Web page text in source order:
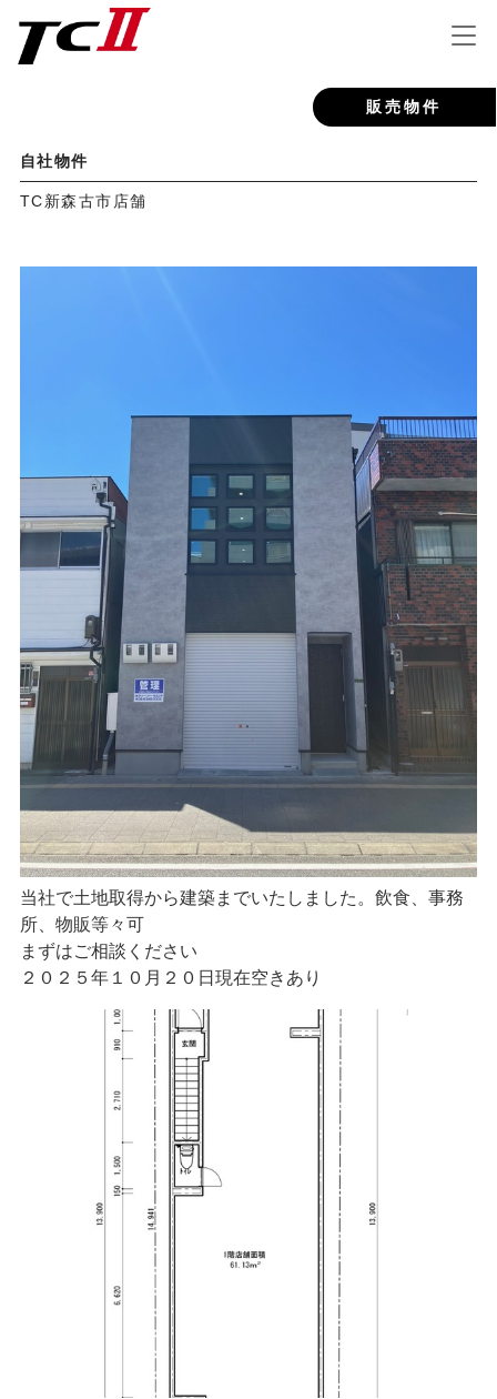
販売物件
自社物件
TC新森古市店舗
当社で土地取得から建築までいたしました。飲食、事務
所、物販等々可
まずはご相談ください
２０２５年１０月２０日現在空きあり